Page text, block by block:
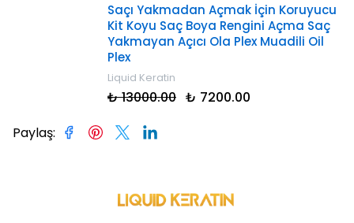
Saçı Yakmadan Açmak İçin Koruyucu
Kit Koyu Saç Boya Rengini Açma Saç
Yakmayan Açıcı Ola Plex Muadili Oil
Plex
Liquid Keratin
₺ 13000.00 ₺ 7200.00
Paylaş: